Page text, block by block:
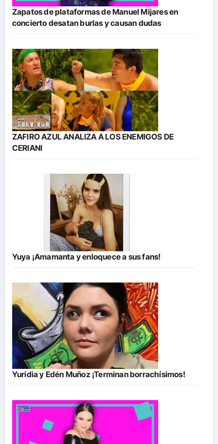
Zapatos de plataformas de Manuel Mijares en
concierto desatan burlas y causan dudas
ZAFIRO AZUL ANALIZA A LOS ENEMIGOS DE
CERIANI
Yuya ¡Amamanta y enloquece a sus fans!
Yuridia y Edén Muñoz ¡Terminan borrachísimos!